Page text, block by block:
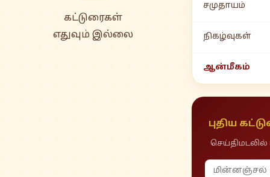
கட்டுரைகள்
எதுவும் இல்லை
சமுதாயம்
நிகழ்வுகள்
ஆன்மீகம்
புதிய
செய்திமடலில்